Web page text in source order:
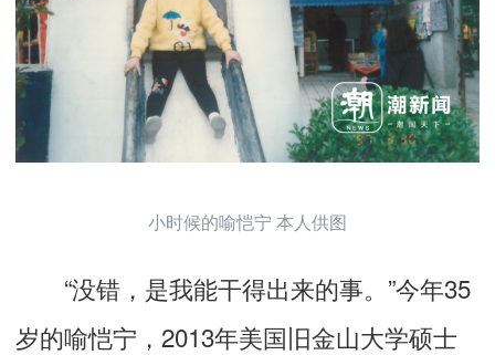
小时候的喻恺宁 本人供图
“没错，是我能干得出来的事。”今年35
岁的喻恺宁，2013年美国旧金山大学硕士